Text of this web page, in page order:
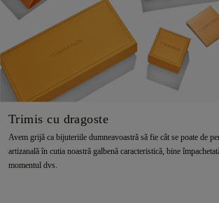
Trimis cu dragoste
Avem grijă ca bijuteriile dumneavoastră să fie cât se poate de
artizanală în cutia noastră galbenă caracteristică, bine
momentul dvs.